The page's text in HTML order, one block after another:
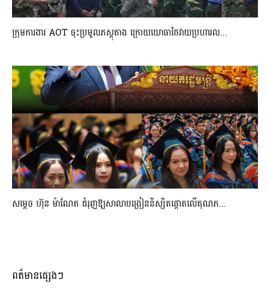
ក្រុមការងារ AOT ចុះប្រមូលភស្តុតាង ក្រោយយោធាថៃវាយប្រហារល...
សម្តេច ហ៊ុន ម៉ាណែត ជំរុញឱ្យសាលាបង្រៀននិស្សិតផ្តោតលើគុណភ...
ពត៌មានផ្សេងៗ